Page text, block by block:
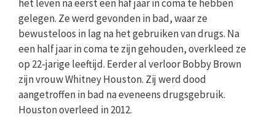
het leven na eerst een haf jaar in coma te hebben
gelegen. Ze werd gevonden in bad, waar ze
bewusteloos in lag na het gebruiken van drugs. Na
een half jaar in coma te zijn gehouden, overkleed ze
op 22-jarige leeftijd. Eerder al verloor Bobby Brown
zijn vrouw Whitney Houston. Zij werd dood
aangetroffen in bad na eveneens drugsgebruik.
Houston overleed in 2012.